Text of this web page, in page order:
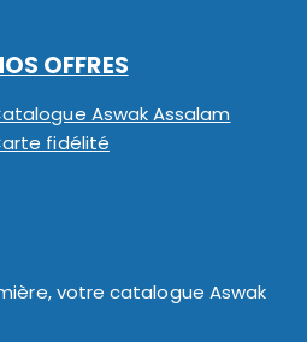
OFFRES
Aswak Assalam
fidélité
votre catalogue Aswak